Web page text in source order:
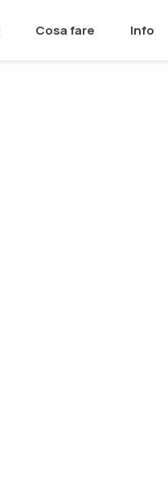
Cosa fare Info